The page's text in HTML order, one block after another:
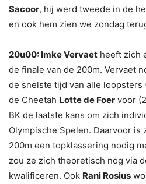
Sacoor, hij werd tweede in de
en ook hem zien we zondag
20u00: Imke Vervaet heeft zich
de finale van de 200m. Vervaet
de snelste tijd van alle loopsters
de Cheetah Lotte de Foer voor
BK de laatste kans om zich
Olympische Spelen. Daarvoor is
200m een topklassering nodig
zou ze zich theoretisch nog via
kwalificeren. Ook Rani Rosius